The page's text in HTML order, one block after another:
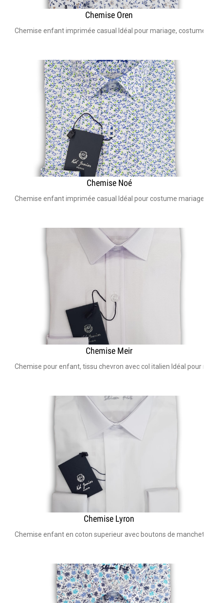
Chemise Oren
Chemise enfant imprimée casual Idéal pour mariage, costume
Chemise Noé
Chemise enfant imprimée casual Idéal pour costume mariage,
Chemise Meir
Chemise pour enfant, tissu chevron avec col italien Idéal pour
Chemise Lyron
Chemise enfant en coton superieur avec boutons de manchettes